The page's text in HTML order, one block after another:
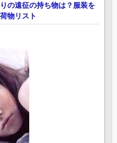
の遠征の持ち物は？服装を
物リスト